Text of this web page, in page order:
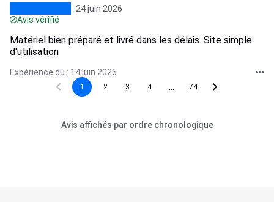
24 juin 2026
Avis vérifié
Matériel bien préparé et livré dans les délais. Site simple
d'utilisation
Expérience du : 14 juin 2026
1 2 3 4 74
Avis affichés par ordre chronologique